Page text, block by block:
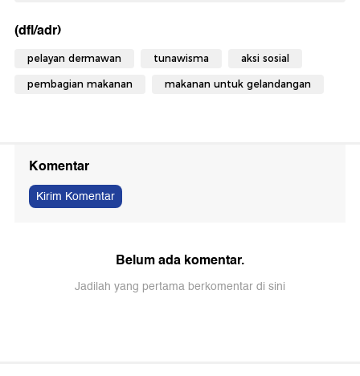
(dfl/adr)
pelayan dermawan tunawisma aksi sosial
pembagian makanan makanan untuk gelandangan
Komentar
Kirim Komentar
Belum ada komentar.
Jadilah yang pertama berkomentar di sini